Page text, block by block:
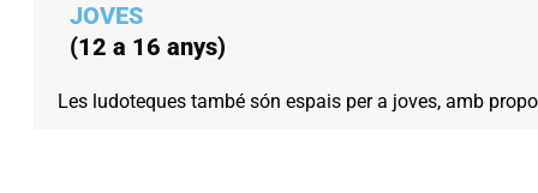
JOVES
(12 a 16 anys)
Les ludoteques també són espais per a joves, amb